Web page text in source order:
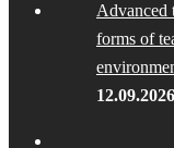
Advanced
forms of
12.09.2026